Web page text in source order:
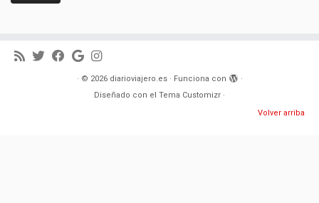
· © 2026 diarioviajero.es· Funciona con
·
Diseñado con el Tema Customizr ·
Volver arriba